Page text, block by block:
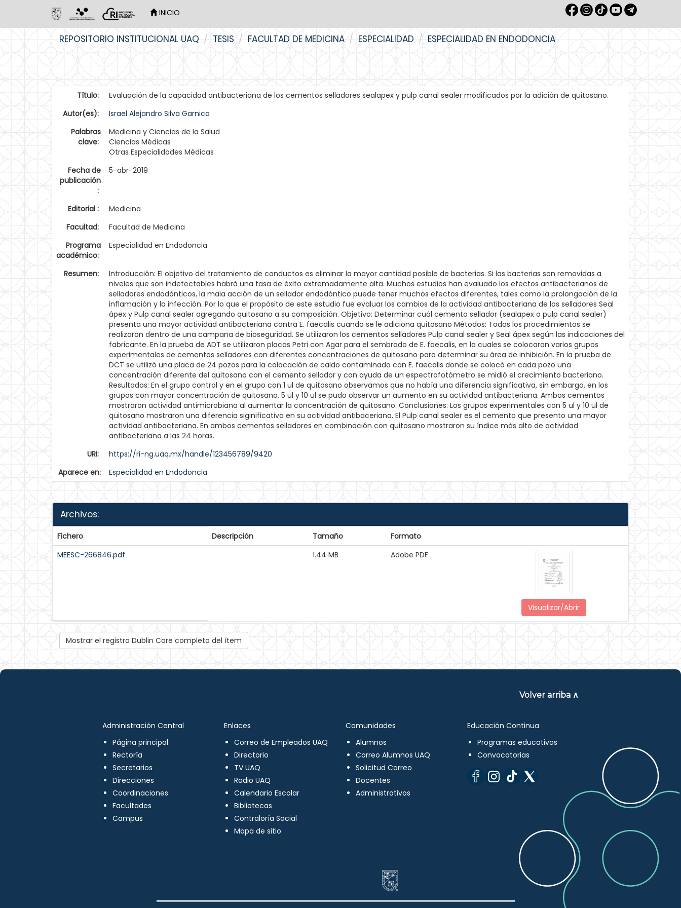
INICIO
REPOSITORIO INSTITUCIONAL UAQ TESIS FACULTAD DE MEDICINA ESPECIALIDAD ESPECIALIDAD EN ENDODONCIA
Título:
Evaluación de la capacidad antibacteriana de los cementos selladores sealapex y pulp canal sealer modificados por la adición de quitosano.
Autor(es):
Israel Alejandro Silva Garnica
Palabras
clave:
Medicina y Ciencias de la Salud
Ciencias Médicas
Otras Especialidades Médicas
Fecha de
publicación
:
5-abr-2019
Editorial :
Medicina
Facultad:
Facultad de Medicina
Programa
académico:
Especialidad en Endodoncia
Resumen:
Introducción: El objetivo del tratamiento de conductos es eliminar la mayor cantidad posible de bacterias. Si las bacterias son removidas a
niveles que son indetectables habrá una tasa de éxito extremadamente alta. Muchos estudios han evaluado los efectos antibacterianos de
selladores endodónticos, la mala acción de un sellador endodóntico puede tener muchos efectos diferentes, tales como la prolongación de la
inflamación y la infección. Por lo que el propósito de este estudio fue evaluar los cambios de la actividad antibacteriana de los selladores Seal
ápex y Pulp canal sealer agregando quitosano a su composición. Objetivo: Determinar cuál cemento sellador (sealapex o pulp canal sealer)
presenta una mayor actividad antibacteriana contra E. faecalis cuando se le adiciona quitosano Métodos: Todos los procedimientos se
realizaron dentro de una campana de bioseguridad. Se utilizaron los cementos selladores Pulp canal sealer y Seal ápex según las indicaciones del
fabricante. En la prueba de ADT se utilizaron placas Petri con Agar para el sembrado de E. faecalis, en la cuales se colocaron varios grupos
experimentales de cementos selladores con diferentes concentraciones de quitosano para determinar su área de inhibición. En la prueba de
DCT se utilizó una placa de 24 pozos para la colocación de caldo contaminado con E. faecalis donde se colocó en cada pozo una
concentración diferente del quitosano con el cemento sellador y con ayuda de un espectrofotómetro se midió el crecimiento bacteriano.
Resultados: En el grupo control y en el grupo con 1 ul de quitosano observamos que no había una diferencia significativa, sin embargo, en los
grupos con mayor concentración de quitosano, 5 ul y 10 ul se pudo observar un aumento en su actividad antibacteriana. Ambos cementos
mostraron actividad antimicrobiana al aumentar la concentración de quitosano. Conclusiones: Los grupos experimentales con 5 ul y 10 ul de
quitosano mostraron una diferencia siginificativa en su actividad antibaceriana. El Pulp canal sealer es el cemento que presento una mayor
actividad antibacteriana. En ambos cementos selladores en combinación con quitosano mostraron su índice más alto de actividad
antibacteriana a las 24 horas.
URI:
https://ri-ng.uaq.mx/handle/123456789/9420
Aparece en:
Especialidad en Endodoncia
Archivos:
Fichero Descripción Tamaño
Formato
MEESC-266846.pdf
1.44 MB Adobe PDF
Visualizar/Abrir
Mostrar el registro Dublin Core completo del ítem
Volver arriba ∧
Administración Central
Página principal
Rectoría
Secretarios
Direcciones
Coordinaciones
Facultades
Campus
Enlaces
Correo de Empleados UAQ
Directorio
TV UAQ
Radio UAQ
Calendario Escolar
Bibliotecas
Contraloría Social
Mapa de sitio
Comunidades
Alumnos
Correo Alumnos UAQ
Solicitud Correo
Docentes
Administrativos
Educación Continua
Programas educativos
Convocatorias